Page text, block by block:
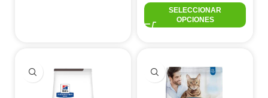
SELECCIONAR
OPCIONES